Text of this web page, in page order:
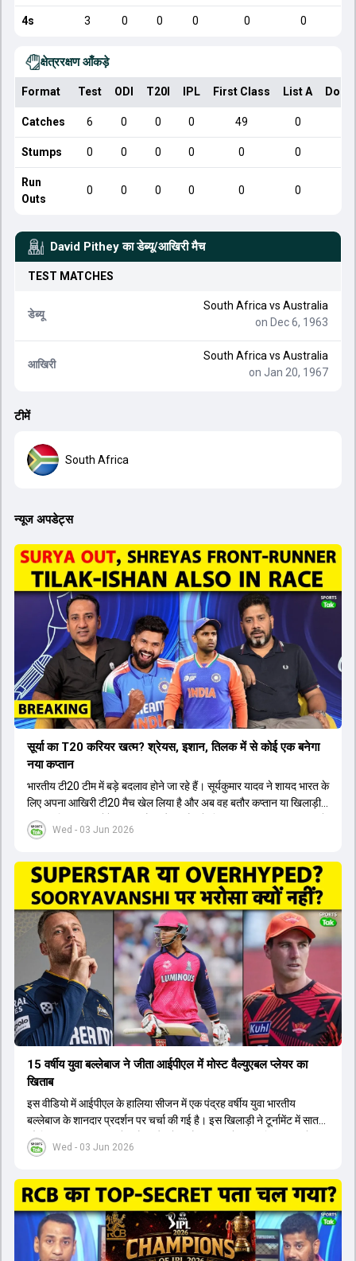
4s 3 0 0 0 0 0
क्षेत्ररक्षण आँकड़े
Format Test ODI T20I IPL First Class List A
Catches 6 0 0 0 49 0
Stumps 0 0 0 0 0 0
Run
Outs
0 0 0 0 0 0
David Pithey का डेब्यू/आखिरी मैच
TEST MATCHES
डेब्यू
South Africa vs Australia
on Dec 6, 1963
आखिरी
South Africa vs Australia
on Jan 20, 1967
टीमें
South Africa
न्यूज अपडेट्स
Wed - 03 Jun 2026
सूर्या का T20 करियर खत्म? श्रेयस, इशान, तिलक में से कोई एक बनेगा
नया कप्तान
भारतीय टी20 टीम में बड़े बदलाव होने जा रहे हैं। सूर्यकुमार यादव ने शायद भारत के
लिए अपना आखिरी टी20 मैच खेल लिया है और अब वह बतौर कप्तान या खिलाड़ी
टीम का हिस्सा नहीं होंगे। आयरलैंड और इंग्लैंड के खिलाफ आगामी टी20 सीरीज के
लिए नए कप्तान की तलाश जारी है। इस रेस में श्रेयस अय्यर सबसे आगे चल रहे
पटेल इस रेस में काफी पीछे हैं, जबकि संजू सैमसन और रजत पाटीदार कप्तानी की
दौड़ से बाहर हैं। आगामी सीरीज के लिए वैभव सूर्यवंशी को तीसरे ओपनर के तौर पर
टीम में शामिल किया जाएगा, जबकि अभिषेक शर्मा और संजू सैमसन पहली पसंद
होंगे। इसके अलावा नीतीश रेड्डी को बतौर ऑलराउंडर ज्यादा मौके मिलेंगे। अजीत
अगरकर की अगुवाई वाली चयन समिति और कोच गौतम गंभीर आगामी टी20 वर्ल्ड
कप और 2028 ओलंपिक के लिए लंबी अवधि का विजन लेकर चल रहे हैं।
Wed - 03 Jun 2026
15 वर्षीय युवा बल्लेबाज ने जीता आईपीएल में मोस्ट वैल्युएबल प्लेयर का
खिताब
इस वीडियो में आईपीएल के हालिया सीजन में एक पंद्रह वर्षीय युवा भारतीय
बल्लेबाज के शानदार प्रदर्शन पर चर्चा की गई है। इस खिलाड़ी ने टूर्नामेंट में सात
सौ छिहत्तर रन बनाकर ऑरेंज कैप और मोस्ट वैल्युएबल प्लेयर का खिताब अपने नाम
किया है। वीडियो में बताया गया है कि ऑस्ट्रेलियाई टीम के वर्तमान कप्तान और
ऑस्ट्रेलियाई कप्तान के अनुसार, शुरुआत में लोगों को इस खिलाड़ी के प्रदर्शन पर
संदेह था, लेकिन अब उसने खुद को एक बेहतरीन बल्लेबाज साबित कर दिया है जो
गेंद को बाउंड्री के काफी पार मारने की क्षमता रखता है। वहीं, इंग्लैंड के पूर्व कप्तान
ने कहा कि टूर्नामेंट जीतने वाली टीम के अलावा इस सीजन की सबसे बड़ी बात इस
युवा खिलाड़ी का प्रदर्शन रहा है, जिसे देखने के लिए स्टेडियम में भारी भीड़ उमड़ती